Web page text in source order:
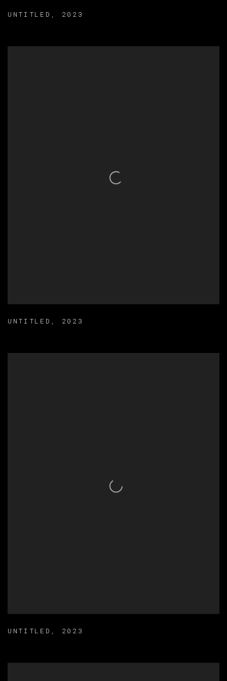
UNTITLED , 2023
UNTITLED , 2023
UNTITLED , 2023